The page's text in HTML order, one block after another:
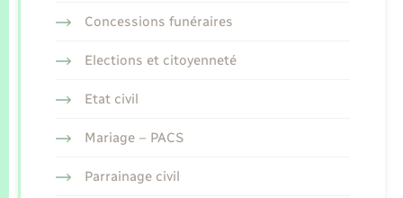
Concessions funéraires
Elections et citoyenneté
Etat civil
Mariage – PACS
Parrainage civil